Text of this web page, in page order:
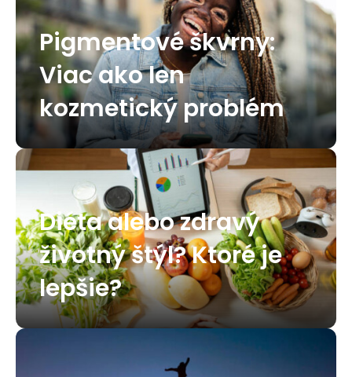
Pigmentové škvrny:
Viac ako len
kozmetický problém
Diéta alebo zdravý
životný štýl? Ktoré je
lepšie?